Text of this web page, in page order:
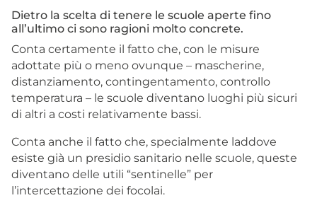
Dietro la scelta di tenere le scuole aperte fino
all’ultimo ci sono ragioni molto concrete.
Conta certamente il fatto che, con le misure
adottate più o meno ovunque – mascherine,
distanziamento, contingentamento, controllo
temperatura – le scuole diventano luoghi più sicuri
di altri a costi relativamente bassi.
Conta anche il fatto che, specialmente laddove
esiste già un presidio sanitario nelle scuole, queste
diventano delle utili “sentinelle” per
l’intercettazione dei focolai.